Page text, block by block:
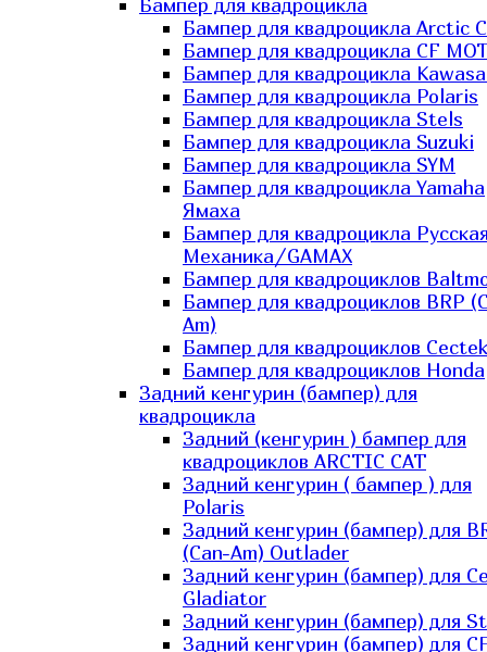
Бампер для квадроцикла
Бампер для квадроцикла Arctic
Бампер для квадроцикла CF
Бампер для квадроцикла
Бампер для квадроцикла Polaris
Бампер для квадроцикла Stels
Бампер для квадроцикла Suzuki
Бампер для квадроцикла SYM
Бампер для квадроцикла Yamaha
Ямаха
Бампер для квадроцикла
Механика/GAMAX
Бампер для квадроциклов
Бампер для квадроциклов BRP
Am)
Бампер для квадроциклов Cectek
Бампер для квадроциклов Honda
Задний кенгурин (бампер) для
квадроцикла
Задний (кенгурин ) бампер для
квадроциклов ARCTIC CAT
Задний кенгурин ( бампер ) для
Polaris
Задний кенгурин (бампер) для
(Can-Am) Outlader
Задний кенгурин (бампер) для
Gladiator
Задний кенгурин (бампер) для
Задний кенгурин (бампер) для